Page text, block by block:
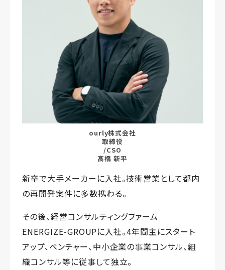
ourly株式会社
取締役
/CSO
髙橋 新平
新卒で大手メーカーに入社。技術営業として都内
の再開発案件に多数携わる。
その後、経営コンサルティングファーム
ENERGIZE-GROUPに入社。4年間主にスタート
アップ、ベンチャー、中小企業の事業コンサル、組
織コンサル等に従事して独立。